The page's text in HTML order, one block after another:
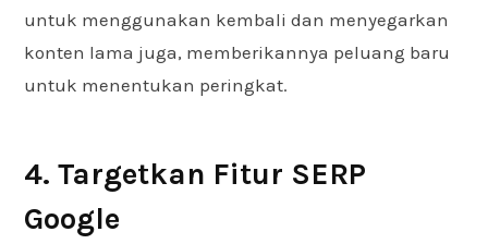
untuk menggunakan kembali dan menyegarkan
konten lama juga, memberikannya peluang baru
untuk menentukan peringkat.
4. Targetkan Fitur SERP
Google